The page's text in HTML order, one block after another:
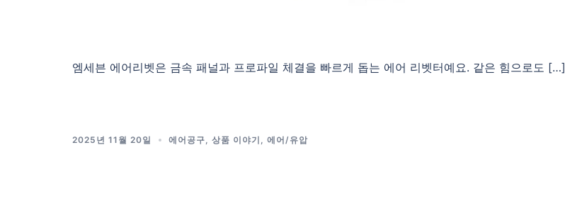
엠세븐 에어리벳은 금속 패널과 프로파일 체결을 빠르게 돕는 에어 리벳터예요. 같은 힘으로도 […]
2025년 11월 20일 에어공구 상품 이야기 에어/유압